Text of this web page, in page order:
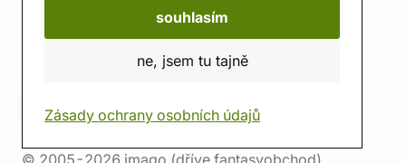
souhlasím
ne, jsem tu tajně
Zásady ochrany osobních údajů
© 2005-2026 imago (dříve fantasyobchod)